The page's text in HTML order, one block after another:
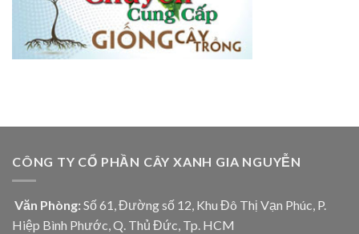
CÔNG TY CỔ PHẦN CÂY XANH GIA NGUYỄN
Văn Phòng: Số 61, Đường số 12, Khu Đô Thị Vạn Phúc, P.
Hiệp Bình Phước, Q. Thủ Đức, Tp. HCM